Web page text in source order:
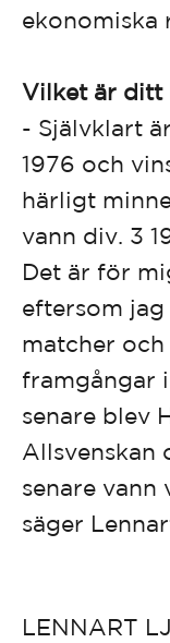
ekonomiska
Vilket är ditt
- Självklart
1976 och
härligt
vann div. 3
Det är för
eftersom
matcher
framgångar
senare blev
Allsvenskan
senare vann
säger
LENNART